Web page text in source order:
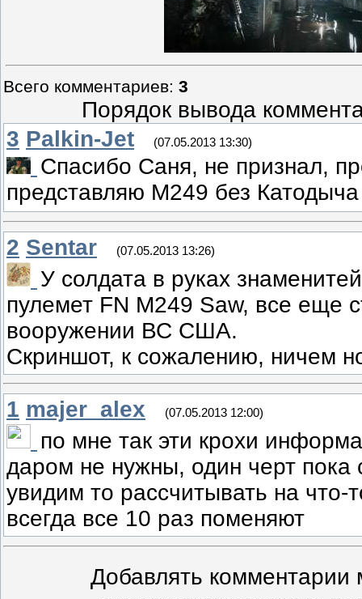
Всего комментариев: 3
Порядок вывода
3 Palkin-Jet (07.05.2013 13:30)
Спасибо Саня, не признал,
представляю M249 без
2 Sentar (07.05.2013 13:26)
У солдата в руках
пулемет FN M249 Saw, все еще
вооружении ВС США.
Скриншот, к сожалению, ничем
1 majer_alex (07.05.2013 12:00)
по мне так эти крохи
даром не нужны, один черт пока
увидим то рассчитывать на что-
всегда все 10 раз поменяют
Добавлять комментарии